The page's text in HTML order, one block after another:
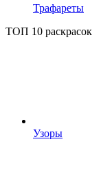
Трафареты
ТОП 10 раскрасок
Узоры